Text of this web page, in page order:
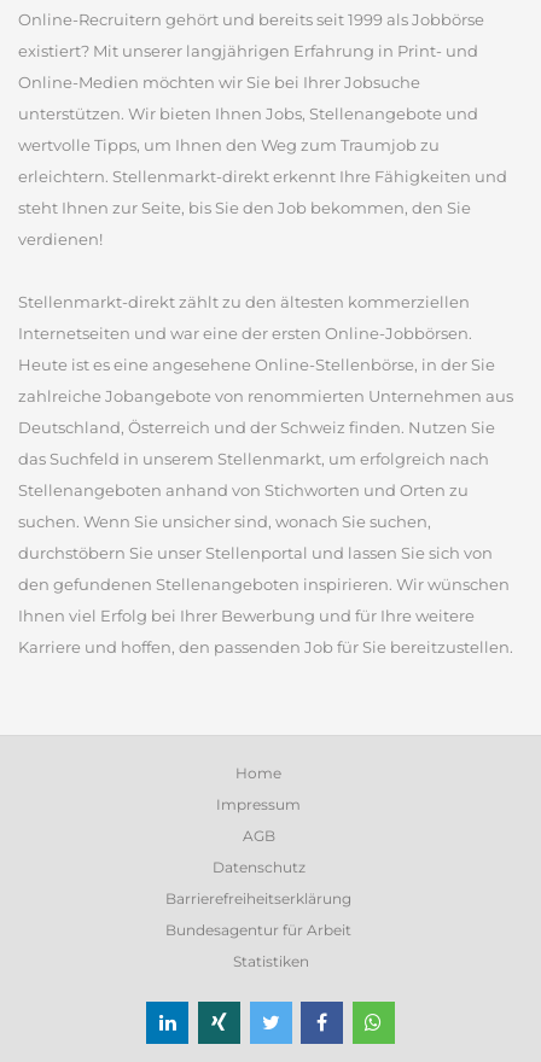
Online-Recruitern gehört und bereits seit 1999 als Jobbörse
existiert? Mit unserer langjährigen Erfahrung in Print- und
Online-Medien möchten wir Sie bei Ihrer Jobsuche
unterstützen. Wir bieten Ihnen Jobs, Stellenangebote und
wertvolle Tipps, um Ihnen den Weg zum Traumjob zu
erleichtern. Stellenmarkt-direkt erkennt Ihre Fähigkeiten und
steht Ihnen zur Seite, bis Sie den Job bekommen, den Sie
verdienen!
Stellenmarkt-direkt zählt zu den ältesten kommerziellen
Internetseiten und war eine der ersten Online-Jobbörsen.
Heute ist es eine angesehene Online-Stellenbörse, in der Sie
zahlreiche Jobangebote von renommierten Unternehmen aus
Deutschland, Österreich und der Schweiz finden. Nutzen Sie
das Suchfeld in unserem Stellenmarkt, um erfolgreich nach
Stellenangeboten anhand von Stichworten und Orten zu
suchen. Wenn Sie unsicher sind, wonach Sie suchen,
durchstöbern Sie unser Stellenportal und lassen Sie sich von
den gefundenen Stellenangeboten inspirieren. Wir wünschen
Ihnen viel Erfolg bei Ihrer Bewerbung und für Ihre weitere
Karriere und hoffen, den passenden Job für Sie bereitzustellen.
Home
Impressum
AGB
Datenschutz
Barrierefreiheitserklärung
Bundesagentur für Arbeit
Statistiken